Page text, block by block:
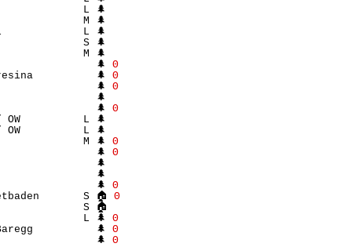
L 🌲
M 🌲
L 🌲
S 🌲
M 🌲
🌲
Θ
🌲
Θ
🌲
Θ
🌲
🌲
Θ
L 🌲
M 🌲
Θ
🌲
Θ
🌲
🌲
🌲
Θ
S 🏠
Θ
S 🏠
L 🌲
Θ
🌲
Θ
🌲
Θ